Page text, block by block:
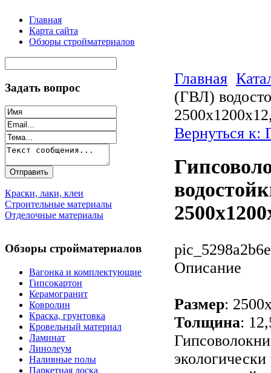
Главная
Карта сайта
Обзоры стройматериалов
Задать вопрос
Краски, лаки, клеи
Строительные материалы
Отделочные материалы
Обзоры стройматериалов
Вагонка и комплектующие
Гипсокартон
Керамогранит
Ковролин
Краска, грунтовка
Кровельный материал
Ламинат
Линолеум
Наливные полы
Паркетная доска
Главная
(ГВЛ)
Вернуться к:
Описание
Размер:
Толщина: